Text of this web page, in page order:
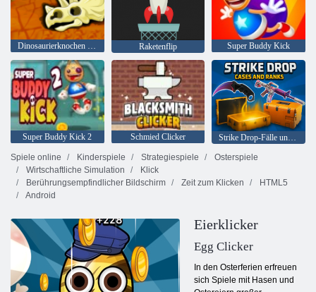
Dinosaurierknochen graben Raketenflip Super Buddy Kick
Super Buddy Kick 2 Schmied Clicker
Strike Drop-Fälle und Ränge
Spiele online
Kinderspiele Strategiespiele
Osterspiele
Wirtschaftliche Simulation
Klick
Berührungsempfindlicher Bildschirm
Zeit zum Klicken
HTML5
Android
Eierklicker
Egg Clicker
In den Osterferien erfreuen
sich Spiele mit Hasen und